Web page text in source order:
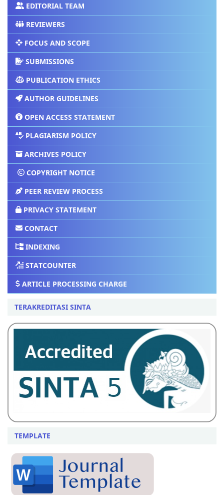
EDITORIAL TEAM
REVIEWERS
FOCUS AND SCOPE
SUBMISSIONS
PUBLICATION ETHICS
AUTHOR GUIDELINES
OPEN ACCESS STATEMENT
PLAGIARISM POLICY
ARCHIVES POLICY
COPYRIGHT NOTICE
PEER REVIEW PROCESS
PRIVACY STATEMENT
CONTACT
INDEXING
STATCOUNTER
ARTICLE PROCESSING CHARGE
TERAKREDITASI SINTA
TEMPLATE